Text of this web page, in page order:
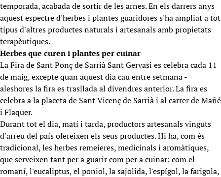
temporada, acabada de sortir de les arnes. En els darrers anys
aquest espectre d'herbes i plantes guaridores s'ha ampliat a tot
tipus d'altres productes naturals i artesanals amb propietats
terapèutiques.
Herbes que curen i plantes per cuinar
La Fira de Sant Ponç de Sarrià Sant Gervasi es celebra cada 11
de maig, excepte quan aquest dia cau entre setmana -
aleshores la fira es trasllada al divendres anterior. La fira es
celebra a la placeta de Sant Vicenç de Sarrià i al carrer de Mañé
i Flaquer.
Durant tot el dia, matí i tarda, productors artesanals vinguts
d'arreu del país ofereixen els seus productes. Hi ha, com és
tradicional, les herbes remeieres, medicinals i aromàtiques,
que serveixen tant per a guarir com per a cuinar: com el
romaní, l'eucaliptus, el poniol, la sajolida, l'espígol, la farigola,